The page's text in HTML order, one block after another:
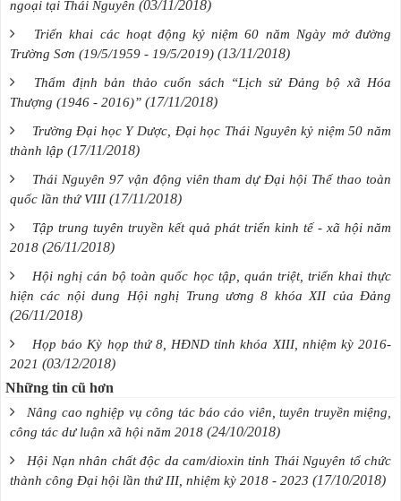
ngoại tại Thái Nguyên (03/11/2018)
Triển khai các hoạt động kỷ niệm 60 năm Ngày mở đường
Trường Sơn (19/5/1959 - 19/5/2019) (13/11/2018)
Thẩm định bản thảo cuốn sách “Lịch sử Đảng bộ xã Hóa
Thượng (1946 - 2016)” (17/11/2018)
Trường Đại học Y Dược, Đại học Thái Nguyên kỷ niệm 50 năm
thành lập (17/11/2018)
Thái Nguyên 97 vận động viên tham dự Đại hội Thể thao toàn
quốc lần thứ VIII (17/11/2018)
Tập trung tuyên truyền kết quả phát triển kinh tế - xã hội năm
2018 (26/11/2018)
Hội nghị cán bộ toàn quốc học tập, quán triệt, triển khai thực
hiện các nội dung Hội nghị Trung ương 8 khóa XII của Đảng
(26/11/2018)
Họp báo Kỳ họp thứ 8, HĐND tỉnh khóa XIII, nhiệm kỳ 2016-
2021 (03/12/2018)
Những tin cũ hơn
Nâng cao nghiệp vụ công tác báo cáo viên, tuyên truyền miệng,
công tác dư luận xã hội năm 2018 (24/10/2018)
Hội Nạn nhân chất độc da cam/dioxin tỉnh Thái Nguyên tổ chức
thành công Đại hội lần thứ III, nhiệm kỳ 2018 - 2023 (17/10/2018)